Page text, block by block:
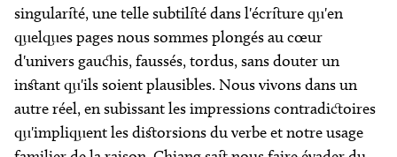
singularité, une telle subtilité dans l'écriture qu'en
quelques pages nous sommes plongés au cœur
d'univers gauchis, faussés, tordus, sans douter un
instant qu'ils soient plausibles. Nous vivons dans un
autre réel, en subissant les impressions contradictoires
qu'impliquent les distorsions du verbe et notre usage